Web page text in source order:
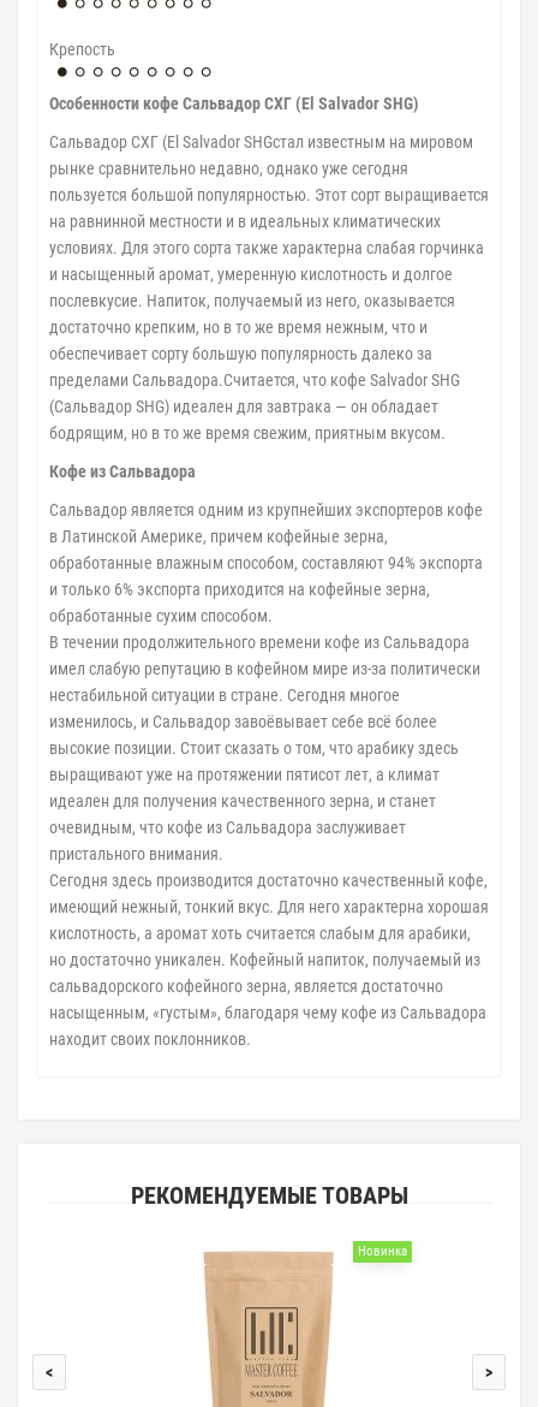
Крепость
Особенности кофе Сальвадор СХГ (El Salvador SHG)
Сальвадор СХГ (El Salvador SHGстал известным на мировом
рынке сравнительно недавно, однако уже сегодня
пользуется большой популярностью. Этот сорт выращивается
на равнинной местности и в идеальных климатических
условиях. Для этого сорта также характерна слабая горчинка
и насыщенный аромат, умеренную кислотность и долгое
послевкусие. Напиток, получаемый из него, оказывается
достаточно крепким, но в то же время нежным, что и
обеспечивает сорту большую популярность далеко за
пределами Сальвадора.Считается, что кофе Salvador SHG
(Сальвадор SHG) идеален для завтрака — он обладает
бодрящим, но в то же время свежим, приятным вкусом.
Кофе из Сальвадора
Сальвадор является одним из крупнейших экспортеров кофе
в Латинской Америке, причем кофейные зерна,
обработанные влажным способом, составляют 94% экспорта
и только 6% экспорта приходится на кофейные зерна,
обработанные сухим способом.
В течении продолжительного времени кофе из Сальвадора
имел слабую репутацию в кофейном мире из-за политически
нестабильной ситуации в стране. Сегодня многое
изменилось, и Сальвадор завоёвывает себе всё более
высокие позиции. Стоит сказать о том, что арабику здесь
выращивают уже на протяжении пятисот лет, а климат
идеален для получения качественного зерна, и станет
очевидным, что кофе из Сальвадора заслуживает
пристального внимания.
Сегодня здесь производится достаточно качественный кофе,
имеющий нежный, тонкий вкус. Для него характерна хорошая
кислотность, а аромат хоть считается слабым для арабики,
но достаточно уникален. Кофейный напиток, получаемый из
сальвадорского кофейного зерна, является достаточно
насыщенным, «густым», благодаря чему кофе из Сальвадора
находит своих поклонников.
РЕКОМЕНДУЕМЫЕ ТОВАРЫ
Новинка
< >